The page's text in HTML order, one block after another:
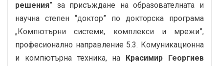
решения” за присъждане на образователната и
научна степен “доктор” по докторска програма
„Компютърни системи, комплекси и мрежи”,
професионално направление 5.3. Комуникационна
и компютърна техника, на
Красимир Георгиев